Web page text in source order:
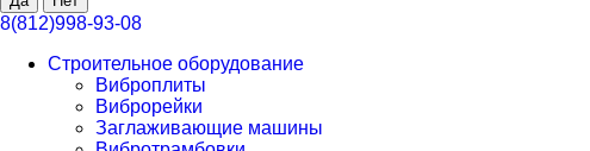
8(812)998-93-08
Строительное оборудование
Виброплиты
Виброрейки
Заглаживающие машины